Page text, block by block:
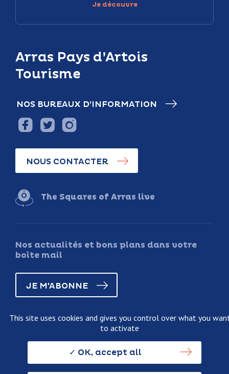
Arras Pays d’Artois
Tourisme
NOS BUREAUX D’INFORMATION
NOUS CONTACTER
The Squares of Arras live
Nos actualités et bons plans dans votre
boîte mail
JE M'ABONNE
Je découvre
Personnal data usage policy
This site uses cookies and gives you control over what you
to activate
OK, accept all